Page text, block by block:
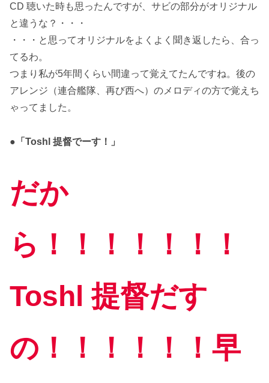
CD 聴いた時も思ったんですが、サビの部分がオリジナル
と違うな？・・・
・・・と思ってオリジナルをよくよく聞き返したら、合っ
てるわ。
つまり私が5年間くらい間違って覚えてたんですね。後の
アレンジ（連合艦隊、再び西へ）のメロディの方で覚えち
ゃってました。
●「Toshl 提督でーす！」
だか
ら！！！！！！！
Toshl 提督だす
の！！！！！！早